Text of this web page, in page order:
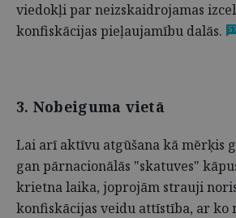
viedokļi par neizskaidrojamas
konfiskācijas pieļaujamību dalās.
57
3. Nobeiguma vietā
Lai arī aktīvu atgūšana kā mērķis
gan pārnacionālās "skatuves"
krietna laika, joprojām strauji
konfiskācijas veidu attīstība, ar ko